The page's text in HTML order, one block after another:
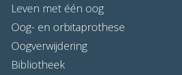
Leven met één oog
Oog- en orbitaprothese
Oogverwijdering
Bibliotheek